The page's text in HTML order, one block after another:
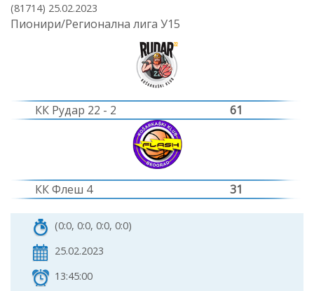
(81714) 25.02.2023
Пионири/Регионална лига У15
КК Рудар 22 - 2 61
КК Флеш 4 31
(0:0, 0:0, 0:0, 0:0)
25.02.2023
13:45:00